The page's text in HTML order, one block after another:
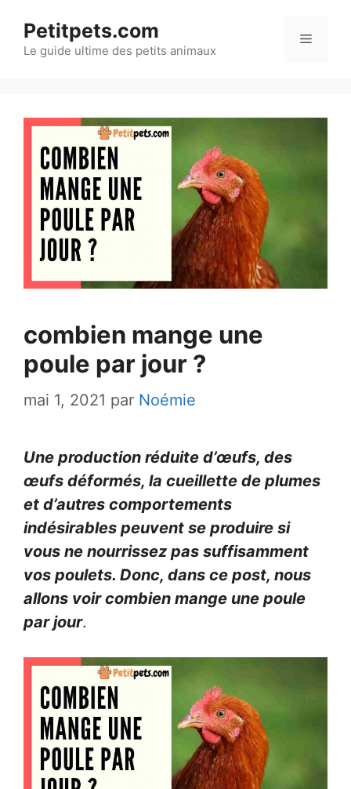
contenu
Petitpets.com
Le guide ultime des petits animaux
Menu
combien mange une
poule par jour ?
mai 1, 2021 par Noémie
Une production réduite d’œufs, des
œufs déformés, la cueillette de plumes
et d’autres comportements
indésirables peuvent se produire si
vous ne nourrissez pas suffisamment
vos poulets. Donc, dans ce post, nous
allons voir combien mange une poule
par jour.